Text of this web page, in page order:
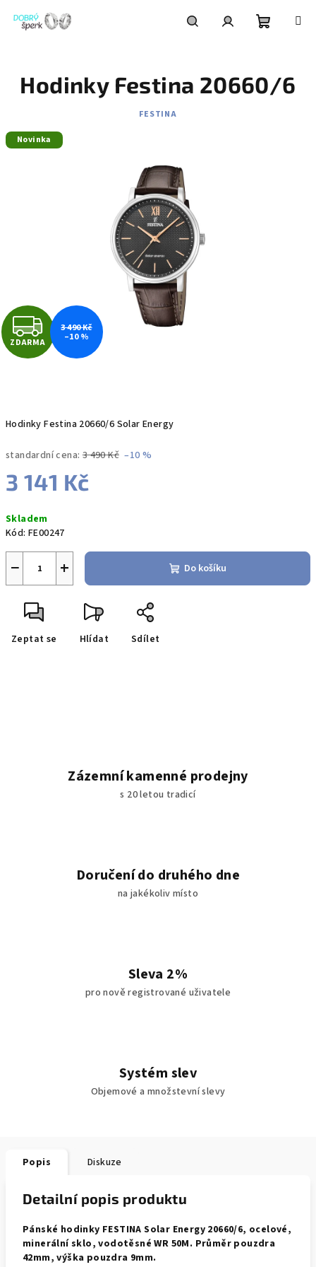
obsah
košík
Hodinky Festina 20660/6 Solar Energy
standardní cena: 3 490 Kč –10 %
3 141 Kč
cena:
Skladem
Kód: FE00247
+
− Do košíku
Zeptat se Hlídat Sdílet
Hodinky Festina 20660/6
FESTINA
Novinka
Z
D
R
M
A
ZDARMA
3 490 Kč
–10 %
Zázemní kamenné prodejny
s 20 letou tradicí
Doručení do druhého dne
na jakékoliv místo
Sleva 2%
pro nově registrované uživatele
Systém slev
Objemové a množstevní slevy
Popis Diskuze
Detailní popis produktu
Pánské hodinky FESTINA Solar Energy 20660/6, ocelové,
minerální sklo, vodotěsné WR 50M. Průměr pouzdra
42mm, výška pouzdra 9mm.